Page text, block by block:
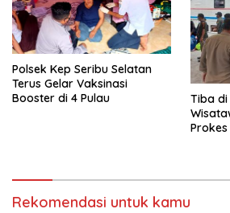
Polsek Kep Seribu Selatan
Terus Gelar Vaksinasi
Booster di 4 Pulau
Tiba di
Rekomendasi untuk kamu